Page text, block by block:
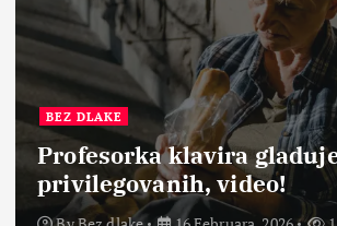
BEZ DLAKE
Profesorka klavira
privilegovanih, video!